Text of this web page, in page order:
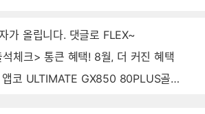
가 올립니다. 댓글로 FLEX~
체크> 통큰 혜택! 8월, 더 커진 혜택
GX850 80PLUS골드 풀모듈러 ATX3.0 블랙